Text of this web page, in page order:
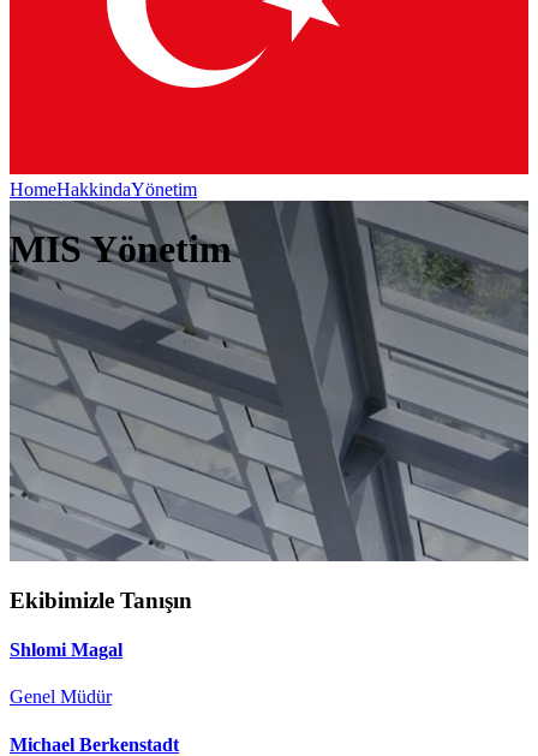
HomeHakkindaYönetim
MIS Yönetim
Ekibimizle Tanışın
Shlomi Magal
Genel Müdür
Michael Berkenstadt